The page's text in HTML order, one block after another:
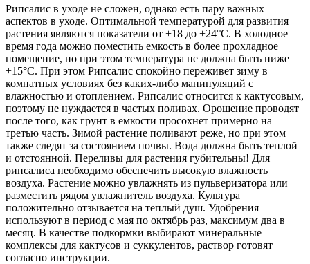
Рипсалис в уходе не сложен, однако есть пару важных
аспектов в уходе. Оптимальной температурой для развития
растения являются показатели от +18 до +24°С. В холодное
время года можно поместить емкость в более прохладное
помещение, но при этом температура не должна быть ниже
+15°С. При этом Рипсалис спокойно переживет зиму в
комнатных условиях без каких-либо манипуляций с
влажностью и отоплением. Рипсалис относится к кактусовым,
поэтому не нуждается в частых поливах. Орошение проводят
после того, как грунт в емкости просохнет примерно на
третью часть. Зимой растение поливают реже, но при этом
также следят за состоянием почвы. Вода должна быть теплой
и отстоянной. Переливы для растения губительны! Для
рипсалиса необходимо обеспечить высокую влажность
воздуха. Растение можно увлажнять из пульверизатора или
разместить рядом увлажнитель воздуха. Культура
положительно отзывается на теплый душ. Удобрения
используют в период с мая по октябрь раз, максимум два в
месяц. В качестве подкормки выбирают минеральные
комплексы для кактусов и суккулентов, раствор готовят
согласно инструкции.